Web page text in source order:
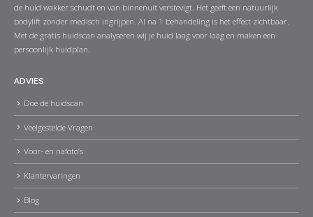
de huid wakker schudt en van binnenuit verstevigt. Het geeft een natuurlijk
bodylift zonder medisch ingrijpen. Al na 1 behandeling is het effect zichtbaar.
Met de gratis huidscan analyseren wij je huid laag voor laag en maken een
persoonlijk huidplan.
ADVIES
Doe de huidscan
Veelgestelde Vragen
Voor- en nafoto’s
Klantervaringen
Blog